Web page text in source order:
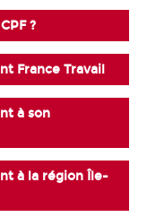
?
France Travail
à son
à la région Île-